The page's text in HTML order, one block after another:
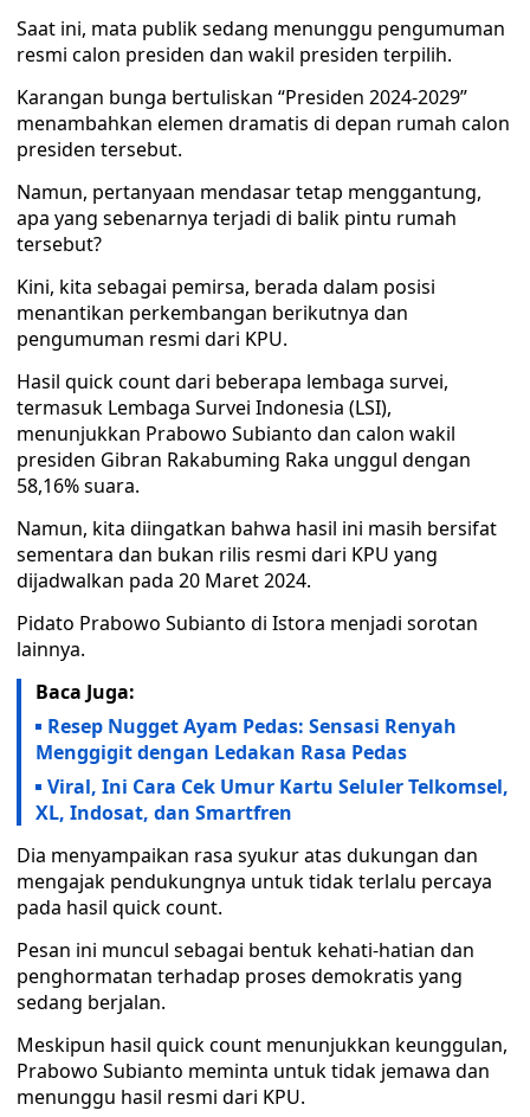
Saat ini, mata publik sedang menunggu pengumuman
resmi calon presiden dan wakil presiden terpilih.
Karangan bunga bertuliskan “Presiden 2024-2029”
menambahkan elemen dramatis di depan rumah calon
presiden tersebut.
Namun, pertanyaan mendasar tetap menggantung,
apa yang sebenarnya terjadi di balik pintu rumah
tersebut?
Kini, kita sebagai pemirsa, berada dalam posisi
menantikan perkembangan berikutnya dan
pengumuman resmi dari KPU.
Hasil quick count dari beberapa lembaga survei,
termasuk Lembaga Survei Indonesia (LSI),
menunjukkan Prabowo Subianto dan calon wakil
presiden Gibran Rakabuming Raka unggul dengan
58,16% suara.
Namun, kita diingatkan bahwa hasil ini masih bersifat
sementara dan bukan rilis resmi dari KPU yang
dijadwalkan pada 20 Maret 2024.
Pidato Prabowo Subianto di Istora menjadi sorotan
lainnya.
Baca Juga:
Resep Nugget Ayam Pedas: Sensasi Renyah
Menggigit dengan Ledakan Rasa Pedas
Viral, Ini Cara Cek Umur Kartu Seluler Telkomsel,
XL, Indosat, dan Smartfren
Dia menyampaikan rasa syukur atas dukungan dan
mengajak pendukungnya untuk tidak terlalu percaya
pada hasil quick count.
Pesan ini muncul sebagai bentuk kehati-hatian dan
penghormatan terhadap proses demokratis yang
sedang berjalan.
Meskipun hasil quick count menunjukkan keunggulan,
Prabowo Subianto meminta untuk tidak jemawa dan
menunggu hasil resmi dari KPU.